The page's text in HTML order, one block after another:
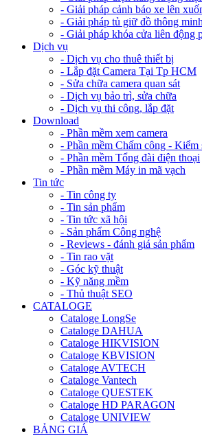
- Giải pháp cảnh báo xe lên
- Giải pháp tủ giữ đồ thông minh
- Giải pháp khóa cửa liên động
Dịch vụ
- Dịch vụ cho thuê thiết bị
- Lắp đặt Camera Tại Tp HCM
- Sửa chữa camera quan sát
- Dịch vụ bảo trì, sửa chữa
- Dịch vụ thi công, lắp đặt
Download
- Phần mềm xem camera
- Phần mềm Chấm công - Kiểm
- Phần mềm Tổng đài điện thoại
- Phần mềm Máy in mã vạch
Tin tức
- Tin công ty
- Tin sản phẩm
- Tin tức xã hội
- Sản phẩm Công nghệ
- Reviews - đánh giá sản phẩm
- Tin rao vặt
- Góc kỹ thuật
- Kỹ năng mềm
- Thủ thuật SEO
CATALOGE
Cataloge LongSe
Cataloge DAHUA
Cataloge HIKVISION
Cataloge KBVISION
Cataloge AVTECH
Cataloge Vantech
Cataloge QUESTEK
Cataloge HD PARAGON
Cataloge UNIVIEW
BẢNG GIÁ